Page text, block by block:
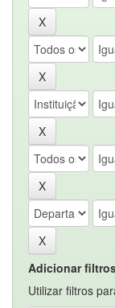
Adicionar
Utilizar filtros